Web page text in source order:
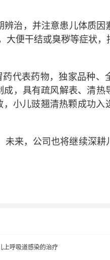
辨治，并注意患儿体质
大便干结或臭秽等症状，
代表药物，独家品种、
成， 具有疏风解表、清热
，小儿豉翘清热颗成功入
来，公司也将继续深耕